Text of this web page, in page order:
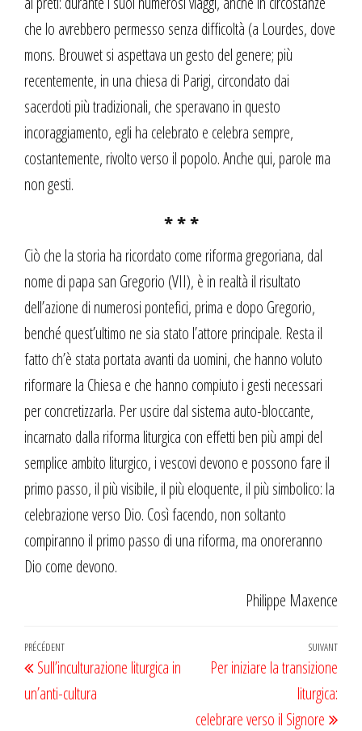
che lo avrebbero permesso senza difficoltà (a Lourdes, dove
mons. Brouwet si aspettava un gesto del genere; più
recentemente, in una chiesa di Parigi, circondato dai
sacerdoti più tradizionali, che speravano in questo
incoraggiamento, egli ha celebrato e celebra sempre,
costantemente, rivolto verso il popolo. Anche qui, parole ma
non gesti.
* * *
Ciò che la storia ha ricordato come riforma gregoriana, dal
nome di papa san Gregorio (VII), è in realtà il risultato
dell’azione di numerosi pontefici, prima e dopo Gregorio,
benché quest’ultimo ne sia stato l’attore principale. Resta il
fatto ch’è stata portata avanti da uomini, che hanno voluto
riformare la Chiesa e che hanno compiuto i gesti necessari
per concretizzarla. Per uscire dal sistema auto-bloccante,
incarnato dalla riforma liturgica con effetti ben più ampi del
semplice ambito liturgico, i vescovi devono e possono fare il
primo passo, il più visibile, il più eloquente, il più simbolico: la
celebrazione verso Dio. Così facendo, non soltanto
compiranno il primo passo di una riforma, ma onoreranno
Dio come devono.
Philippe Maxence
Navigation
de
l’article
Article
précédent
PRÉCÉDENT
Sull’inculturazione liturgica in
un’anti-cultura
SUIVANT
Per iniziare la transizione
liturgica:
celebrare verso il Signore